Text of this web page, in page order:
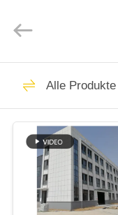
HAUS
PRODUKTE
VIDEOS
Co.,Ltd.
Lager
Alle Produkte